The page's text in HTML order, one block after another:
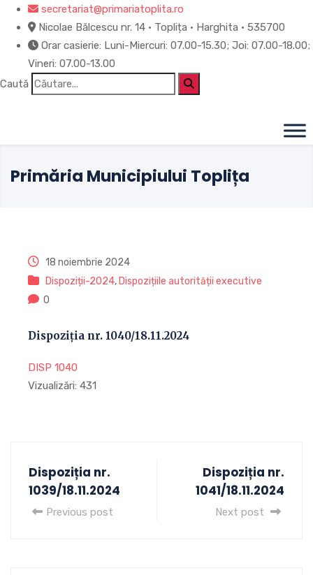
Skip
content
secretariat@primariatoplita.ro
Nicolae Bălcescu nr. 14 • Toplița • Harghita • 535700
Orar casierie: Luni-Miercuri: 07.00-15.30; Joi: 07.00-18.00;
Vineri: 07.00-13.00
Caută
Primăria Municipiului Toplița
18 noiembrie 2024
Dispoziții-2024, Dispozițiile autorității executive
0
Dispoziția nr. 1040/18.11.2024
DISP 1040
Vizualizări: 431
Dispoziția nr.
1039/18.11.2024
Previous post
Dispoziția nr.
1041/18.11.2024
Next post